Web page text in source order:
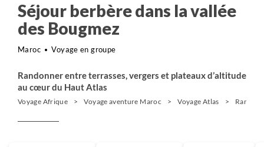
Séjour berbère dans la vallée
des Bougmez
Maroc Voyage en groupe
Randonner entre terrasses, vergers et plateaux d’altitude
au cœur du Haut Atlas
Voyage Afrique Voyage aventure Maroc Voyage Atlas